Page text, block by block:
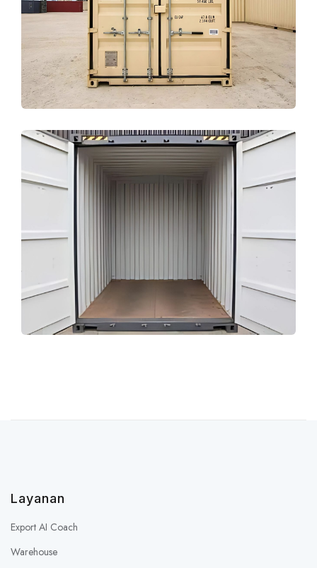
Layanan
Export AI Coach
Warehouse